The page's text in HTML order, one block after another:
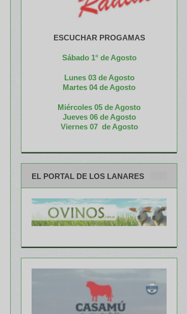
ESCUCHAR PROGAMAS
Sábado 1° de Agosto
Lunes 03 de Agosto
Martes 04 de Agosto
Miércoles 05 de Agosto
Jueves 06 de Agosto
Viernes 07 de Agosto
EL PORTAL DE LOS LANARES